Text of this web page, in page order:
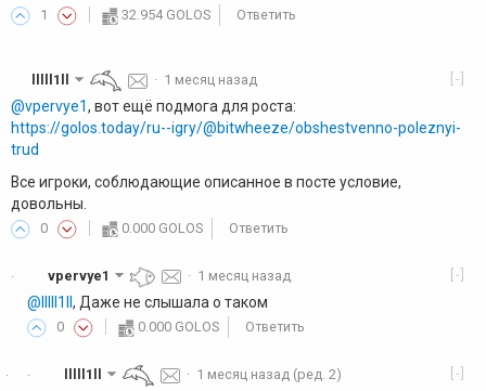
1 32.954 GOLOS Ответить
[-]
lllll1ll · 1 месяц назад
@vpervye1, вот ещё подмога для роста:
https://golos.today/ru--igry/@bitwheeze/obshestvenno-poleznyi-
trud
Все игроки, соблюдающие описанное в посте условие,
довольны.
0 0.000 GOLOS Ответить
· [-]
vpervye1 · 1 месяц назад
@lllll1ll , Даже не слышала о таком
0 0.000 GOLOS Ответить
·
· [-]
lllll1ll · 1 месяц назад (ред. 2)